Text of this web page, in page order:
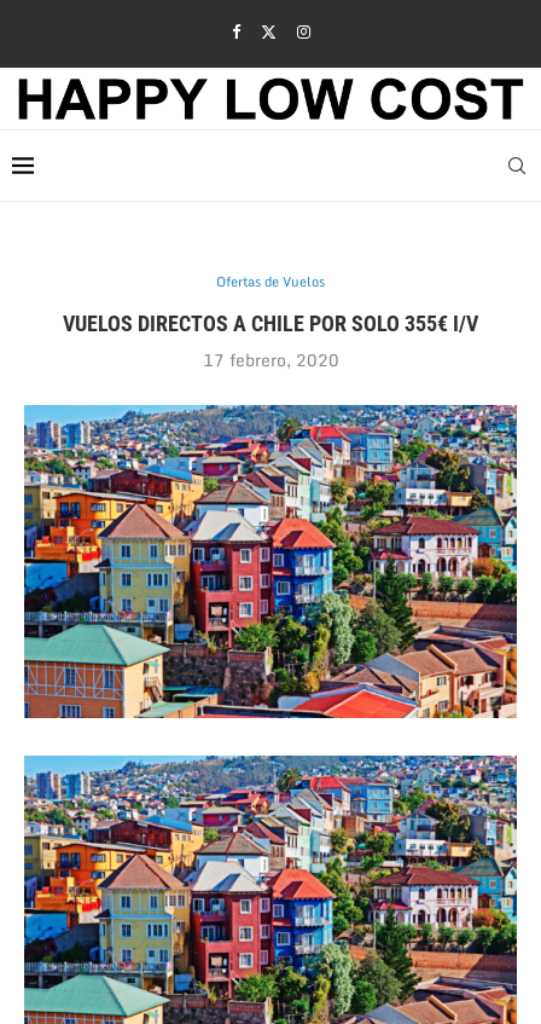
Ofertas de Vuelos
VUELOS DIRECTOS A CHILE POR SOLO 355€ I/V
17 febrero, 2020